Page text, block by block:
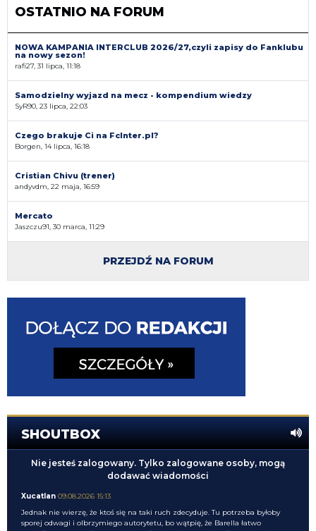
OSTATNIO NA FORUM
NOWA KAMPANIA INTERCLUB 2026/27,czyli zapisy do Fanklubu
na nowy sezon!
rafi27, 31 lipca, 11:18
Samodzielny wyjazd na mecz - kompendium wiedzy
SyR90, 23 lipca, 22:03
Czego brakuje Ci na FcInter.pl?
Borgen, 14 lipca, 16:18
Cristian Chivu (trener)
andyvdm, 22 maja, 16:59
Mercato
Jaszczu91, 30 marca, 11:29
PRZEJDŹ NA FORUM
SHOUTBOX
Nie jesteś zalogowany. Tylko zalogowane osoby, mogą
dodawać wiadomości
Xucatlan 09.08.2026 15:13
Jednak nie wierzę, że ktoś się na taki ruch zdecyduje. Tu potrzeba byłoby
sporej odwagi i olbrzymiego autorytetu, bo wątpię, że Barella łatwo